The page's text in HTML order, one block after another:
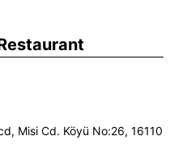
Misi Cd. Köyü No:26, 16110